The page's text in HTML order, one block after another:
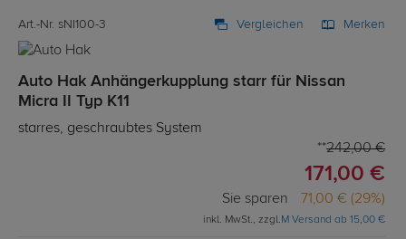
Art.-Nr. sNI100-3 Vergleichen Merken
Auto Hak Anhängerkupplung starr für Nissan
Micra II Typ K11
starres, geschraubtes System
242,00 €
171,00 €
Sie sparen 71,00 € (29%)
inkl. MwSt., zzgl.M Versand ab 15,00 €